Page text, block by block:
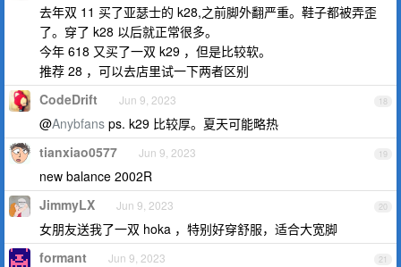
去年双 11 买了亚瑟士的 k28,之前脚外翻严重。鞋子都被弄歪
了。穿了 k28 以后就正常很多。
今年 618 又买了一双 k29 ，但是比较软。
推荐 28 ，可以去店里试一下两者区别
18
CodeDrift Jun 9, 2023
@Anybfans ps. k29 比较厚。夏天可能略热
19
tianxiao0577 Jun 9, 2023
new balance 2002R
20
JimmyLX Jun 9, 2023
女朋友送我了一双 hoka ，特别好穿舒服，适合大宽脚
21
formant Jun 9, 2023